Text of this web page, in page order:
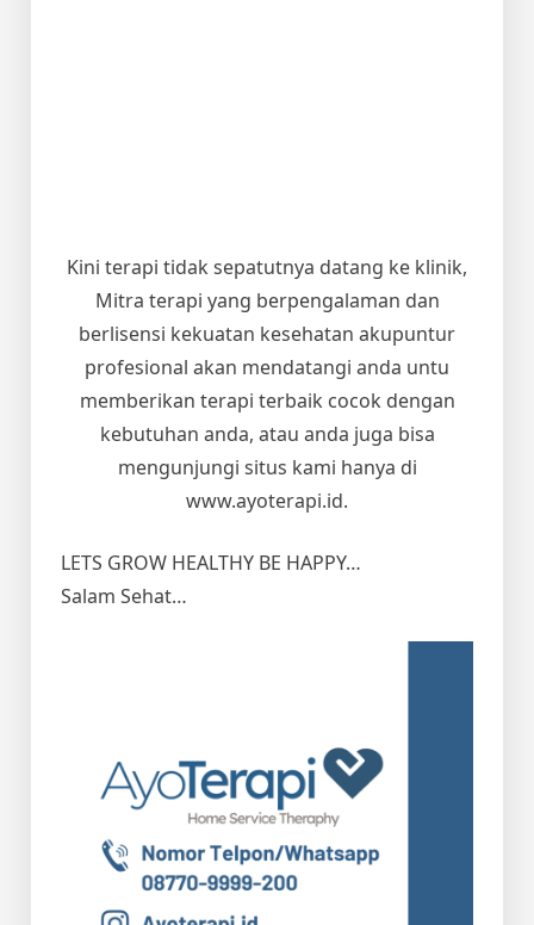
Kini terapi tidak sepatutnya datang ke klinik,
Mitra terapi yang berpengalaman dan
berlisensi kekuatan kesehatan akupuntur
profesional akan mendatangi anda untu
memberikan terapi terbaik cocok dengan
kebutuhan anda, atau anda juga bisa
mengunjungi situs kami hanya di
www.ayoterapi.id.
LETS GROW HEALTHY BE HAPPY…
Salam Sehat…